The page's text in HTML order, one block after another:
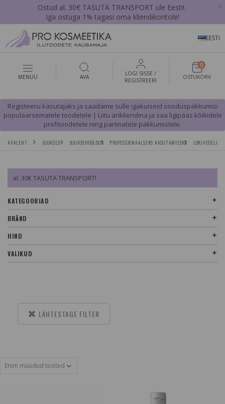
Ostud al. 30€ TASUTA TRANSPORT üle Eesti!.
Iga ostuga 1% tagasi oma kliendikontole!
x
EESTI
MENÜÜ AVA
LOGI SISSE /
REGISTREERI
0
OSTUKORV
Registeeru kasutajaks ja saadame sulle igakuiseid sooduspakkumisi
populaarsematele toodetele | Liitu ärikliendina ja saa ligipääs kõikidele
profitoodetele ning parimatele pakkumistele.
AVALEHT JUUKSED JUUKSEHOOLDUS PROFESSIONAALSEKS KASUTAMISEKS
al. 30€ TASUTA TRANSPORT!
KATEGOORIAD
BRÄND
HIND
VALIKUD
LÄHTESTAGE FILTER